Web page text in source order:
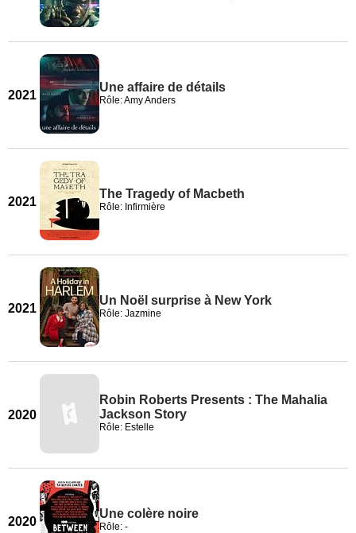
2021
Une affaire de détails
Rôle: Amy Anders
2021
The Tragedy of Macbeth
Rôle: Infirmière
2021
Un Noël surprise à New York
Rôle: Jazmine
2020
Robin Roberts Presents : The Mahalia
Jackson Story
Rôle: Estelle
2020
Une colère noire
Rôle: -